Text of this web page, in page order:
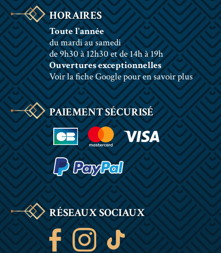
HORAIRES
Toute l'année
du mardi au samedi
de 9h30 à 12h30 et de 14h à 19h
Ouvertures exceptionnelles
Voir la fiche Google pour en savoir plus
PAIEMENT SÉCURISÉ
RÉSEAUX SOCIAUX